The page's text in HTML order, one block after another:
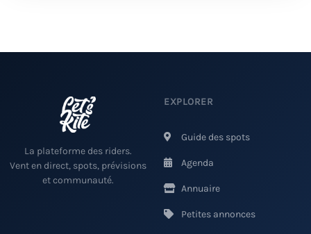
La plateforme des riders.
Vent en direct, spots, prévisions
et communauté.
EXPLORER
Guide des spots
Agenda
Annuaire
Petites annonces